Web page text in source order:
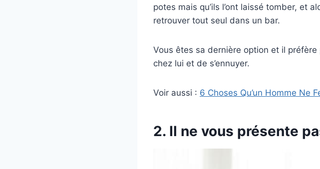
potes mais qu’ils l’ont laissé tomber, et
retrouver tout seul dans un bar.
Vous êtes sa dernière option et il
chez lui et de s’ennuyer.
Voir aussi : 6 Choses Qu’un Homme Ne
2. Il ne vous présente